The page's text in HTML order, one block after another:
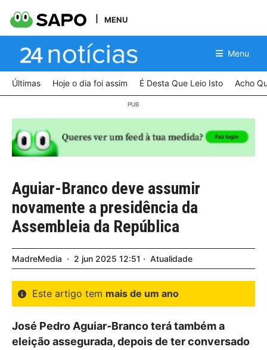
MENU
Menu
Últimas Hoje o dia foi assim É Desta Que Leio Isto Acho
Aguiar-Branco deve assumir
novamente a presidência da
Assembleia da República
MadreMedia 2 jun 2025 12:51 Atualidade
Este artigo tem mais de um ano
José Pedro Aguiar-Branco terá também a
eleição assegurada, depois de ter conversado